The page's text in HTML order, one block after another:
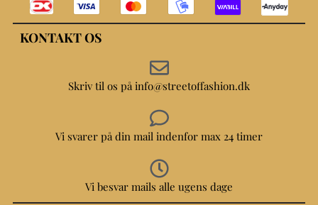
KONTAKT OS
Skriv til os på info@streetoffashion.dk
Vi svarer på din mail indenfor max 24 timer
Vi besvar mails alle ugens dage